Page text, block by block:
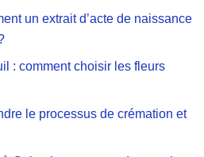
un extrait d’acte de naissance
: comment choisir les fleurs
le processus de crémation et